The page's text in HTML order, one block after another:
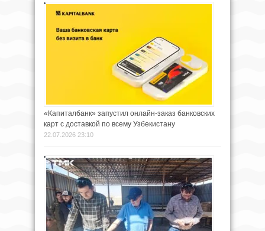
«Капиталбанк» запустил онлайн-заказ банковских
карт с доставкой по всему Узбекистану
22.07.2026 23:10